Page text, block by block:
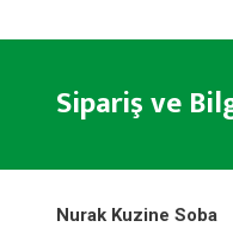
Sipariş ve
Nurak Kuzine Soba